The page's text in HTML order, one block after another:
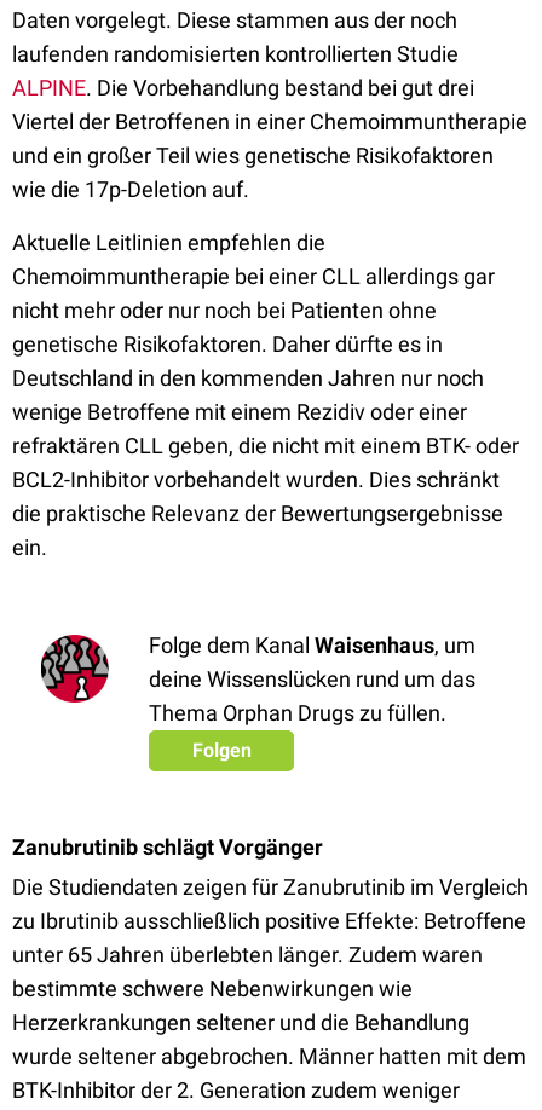
Daten vorgelegt. Diese stammen aus der noch
laufenden randomisierten kontrollierten Studie
ALPINE. Die Vorbehandlung bestand bei gut drei
Viertel der Betroffenen in einer Chemoimmuntherapie
und ein großer Teil wies genetische Risikofaktoren
wie die 17p-Deletion auf.
Aktuelle Leitlinien empfehlen die
Chemoimmuntherapie bei einer CLL allerdings gar
nicht mehr oder nur noch bei Patienten ohne
genetische Risikofaktoren. Daher dürfte es in
Deutschland in den kommenden Jahren nur noch
wenige Betroffene mit einem Rezidiv oder einer
refraktären CLL geben, die nicht mit einem BTK- oder
BCL2-Inhibitor vorbehandelt wurden. Dies schränkt
die praktische Relevanz der Bewertungsergebnisse
ein.
Folge dem Kanal Waisenhaus, um
deine Wissenslücken rund um das
Thema Orphan Drugs zu füllen.
Folgen
Zanubrutinib schlägt Vorgänger
Die Studiendaten zeigen für Zanubrutinib im Vergleich
zu Ibrutinib ausschließlich positive Effekte: Betroffene
unter 65 Jahren überlebten länger. Zudem waren
bestimmte schwere Nebenwirkungen wie
Herzerkrankungen seltener und die Behandlung
wurde seltener abgebrochen. Männer hatten mit dem
BTK-Inhibitor der 2. Generation zudem weniger